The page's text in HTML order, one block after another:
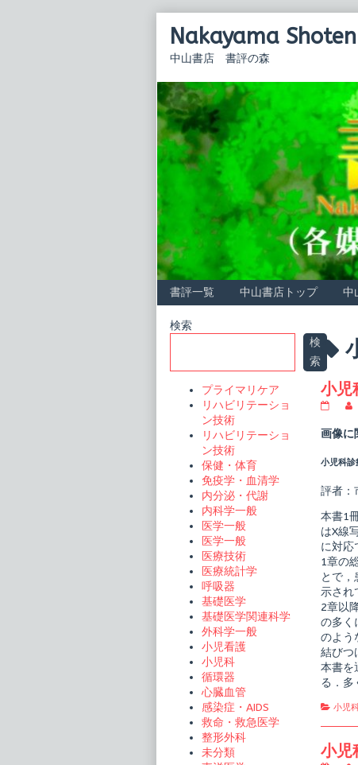
Nakayama
中山書店 書評の森
書評一覧 中山書店トップ 中
小
科
臨
ピ
シ
30
小
児
画
像
診
断
on
画像に
小児科
評者：
本書1
はX線
に対応
1章の
とで
示され
2章以
の多く
のよう
結びつ
本書を
る．多
小児
小
Primary
検索
検
索
プライマリケア
リハビリテーショ
ン技術
リハビリテーショ
ン技術
保健・体育
免疫学・血清学
内分泌・代謝
内科学一般
医学一般
医学一般
医療技術
医療統計学
呼吸器
基礎医学
基礎医学関連科学
外科学一般
小児看護
小児科
循環器
心臓血管
感染症・AIDS
救命・救急医学
整形外科
未分類